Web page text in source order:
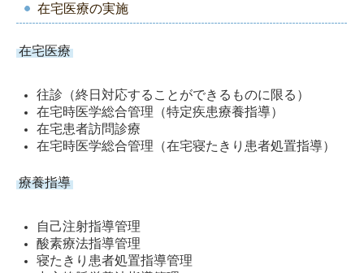
在宅医療の実施
在宅医療
往診（終日対応することができるものに限る）
在宅時医学総合管理（特定疾患療養指導）
在宅患者訪問診療
在宅時医学総合管理（在宅寝たきり患者処置指導）
療養指導
自己注射指導管理
酸素療法指導管理
寝たきり患者処置指導管理